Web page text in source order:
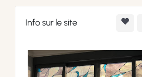
Info sur le site